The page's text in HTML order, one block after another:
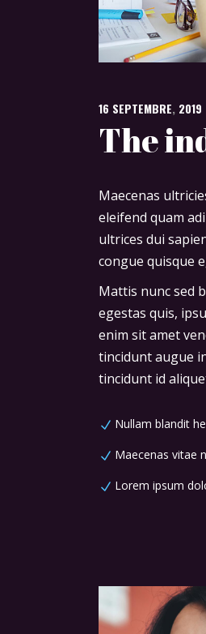
16 SEPTEMBRE, 2019
The
Maecenas
eleifend quam
ultrices dui
congue quisque
Mattis nunc sed
egestas quis,
enim sit amet
tincidunt augue
tincidunt id
Nullam blandit
Maecenas vitae
Lorem ipsum